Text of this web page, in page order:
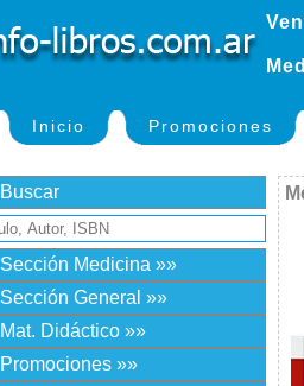
Inicio Promociones
Buscar
Sección Medicina »»
Sección General »»
Mat. Didáctico »»
Promociones »»